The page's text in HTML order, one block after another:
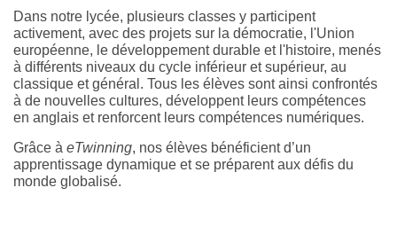
Dans notre lycée, plusieurs classes y participent
activement, avec des projets sur la démocratie, l'Union
européenne, le développement durable et l'histoire, menés
à différents niveaux du cycle inférieur et supérieur, au
classique et général. Tous les élèves sont ainsi confrontés
à de nouvelles cultures, développent leurs compétences
en anglais et renforcent leurs compétences numériques.
Grâce à eTwinning, nos élèves bénéficient d’un
apprentissage dynamique et se préparent aux défis du
monde globalisé.